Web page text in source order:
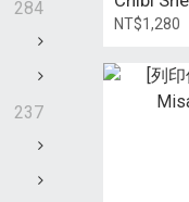
284
237
Goku
NT$1,280